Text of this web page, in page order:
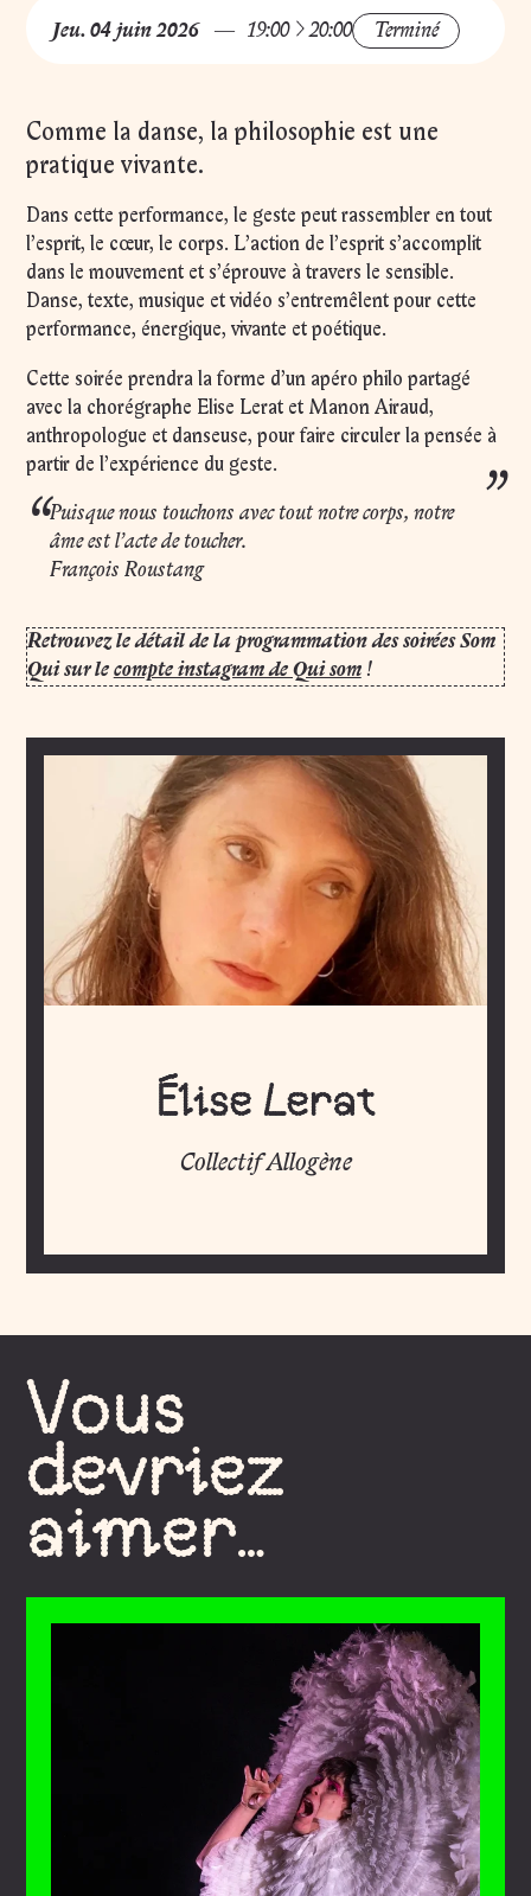
Jeu. 04 juin 2026 19:00 à20:00 Terminé
Comme la danse, la philosophie est une
pratique vivante.
Dans cette performance, le geste peut rassembler en tout
l’esprit, le cœur, le corps. L’action de l’esprit s’accomplit
dans le mouvement et s’éprouve à travers le sensible.
Danse, texte, musique et vidéo s’entremêlent pour cette
performance, énergique, vivante et poétique.
Cette soirée prendra la forme d’un apéro philo partagé
avec la chorégraphe Elise Lerat et Manon Airaud,
anthropologue et danseuse, pour faire circuler la pensée à
partir de l’expérience du geste.
Puisque nous touchons avec tout notre corps, notre
âme est l’acte de toucher.
François Roustang
Retrouvez le détail de la programmation des soirées Som
Qui sur le compte instagram de Qui som!
Élise Lerat
Collectif Allogène
Vous
devriez
aimer…